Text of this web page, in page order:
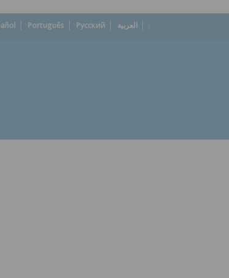
Português Русский العربية